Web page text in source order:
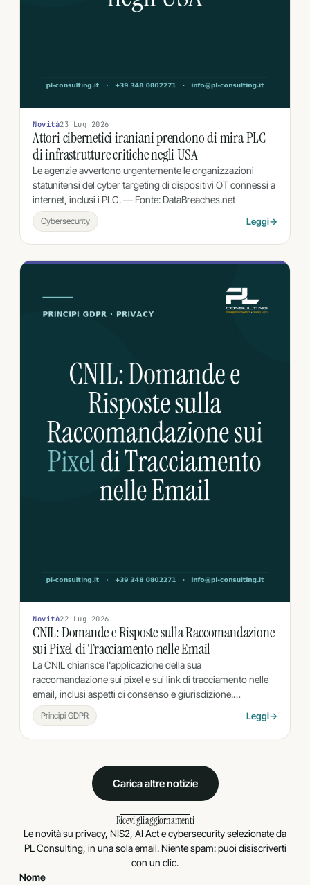
Novità23 Lug 2026
Attori cibernetici iraniani prendono di mira PLC
di infrastrutture critiche negli USA
Le agenzie avvertono urgentemente le organizzazioni
statunitensi del cyber targeting di dispositivi OT connessi a
internet, inclusi i PLC. — Fonte: DataBreaches.net
Cybersecurity Leggi→
Novità22 Lug 2026
CNIL: Domande e Risposte sulla Raccomandazione
sui Pixel di Tracciamento nelle Email
La CNIL chiarisce l'applicazione della sua
raccomandazione sui pixel e sui link di tracciamento nelle
email, inclusi aspetti di consenso e giurisdizione.…
Principi GDPR Leggi→
Carica altre notizie
Ricevi gli aggiornamenti
Le novità su privacy, NIS2, AI Act e cybersecurity selezionate da
PL Consulting, in una sola email. Niente spam: puoi disiscriverti
con un clic.
Nome